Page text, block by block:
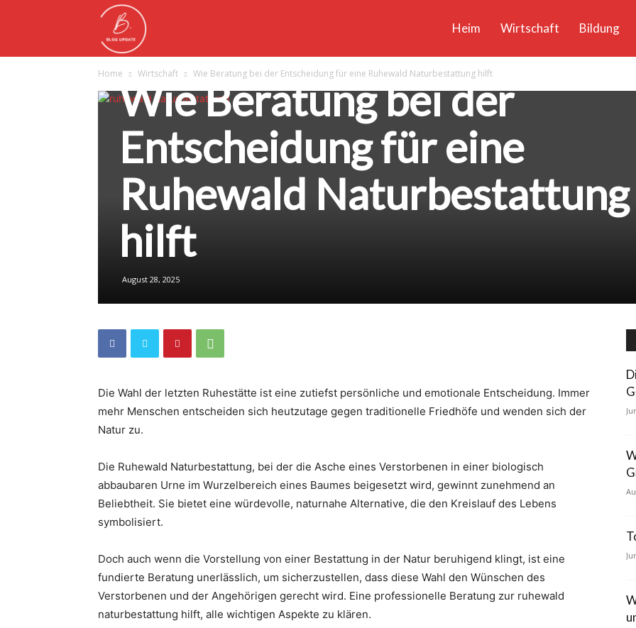
Heim Wirtschaft Bildung
Home Wirtschaft Wie Beratung bei der Entscheidung für eine Ruhewald Naturbestattung hilft
Wie Beratung bei der
Entscheidung für eine
Ruhewald Naturbestattung
hilft
August 28, 2025
Die Wahl der letzten Ruhestätte ist eine zutiefst persönliche und emotionale Entscheidung. Immer
mehr Menschen entscheiden sich heutzutage gegen traditionelle Friedhöfe und wenden sich der
Natur zu.
Die Ruhewald Naturbestattung, bei der die Asche eines Verstorbenen in einer biologisch
abbaubaren Urne im Wurzelbereich eines Baumes beigesetzt wird, gewinnt zunehmend an
Beliebtheit. Sie bietet eine würdevolle, naturnahe Alternative, die den Kreislauf des Lebens
symbolisiert.
Doch auch wenn die Vorstellung von einer Bestattung in der Natur beruhigend klingt, ist eine
fundierte Beratung unerlässlich, um sicherzustellen, dass diese Wahl den Wünschen des
Verstorbenen und der Angehörigen gerecht wird. Eine professionelle Beratung zur ruhewald
naturbestattung hilft, alle wichtigen Aspekte zu klären.